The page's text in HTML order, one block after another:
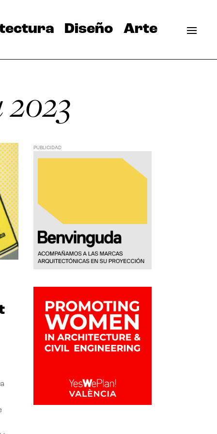
Diseño Arte
PUBLICIDAD